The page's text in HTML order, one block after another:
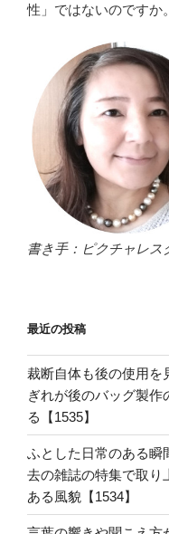
性」ではないのですか。
書き手：ピクチャレス
最近の投稿
裁断自体も後の使用を
ぎれが後のバッグ製作
る【1535】
ふとした日常のある瞬
去の雑誌の特集で取り
ある風貌【1534】